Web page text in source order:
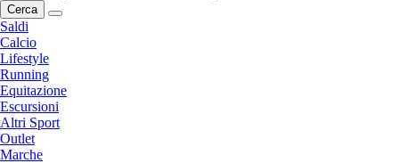
Cerca
Saldi
Calcio
Lifestyle
Running
Equitazione
Escursioni
Altri Sport
Outlet
Marche